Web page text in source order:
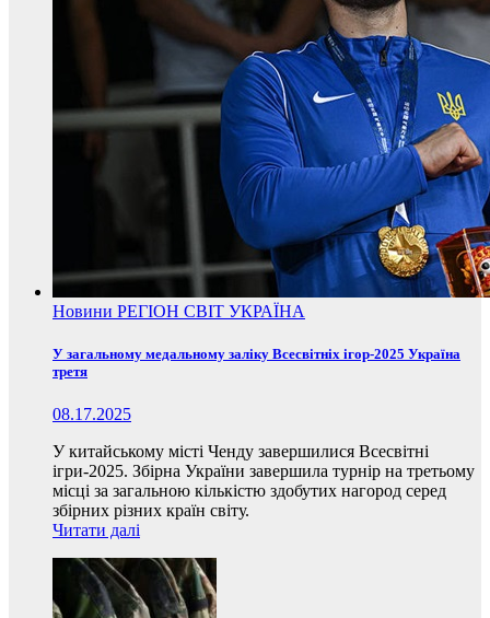
Новини РЕГІОН СВІТ УКРАЇНА
У загальному медальному заліку Всесвітніх ігор-2025 Україна
третя
08.17.2025
У китайському місті Ченду завершилися Всесвітні
ігри-2025. Збірна України завершила турнір на третьому
місці за загальною кількістю здобутих нагород серед
збірних різних країн світу.
Читати далі